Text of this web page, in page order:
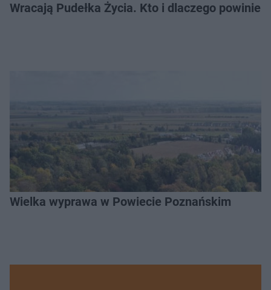
Wracają Pudełka Życia. Kto i dlaczego powinien
Wielka wyprawa w Powiecie Poznańskim